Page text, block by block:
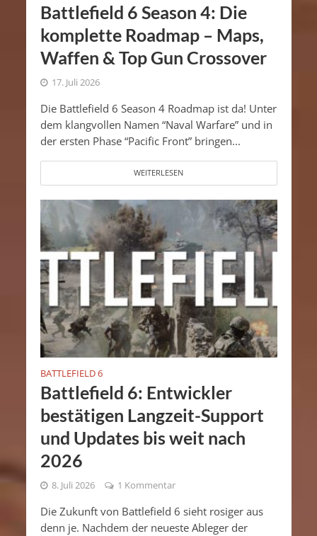
Battlefield 6 Season 4: Die
komplette Roadmap – Maps,
Waffen & Top Gun Crossover
17. Juli 2026
Die Battlefield 6 Season 4 Roadmap ist da! Unter
dem klangvollen Namen “Naval Warfare” und in
der ersten Phase “Pacific Front” bringen...
WEITERLESEN
BATTLEFIELD 6
Battlefield 6: Entwickler
bestätigen Langzeit-Support
und Updates bis weit nach
2026
8. Juli 2026 1 Kommentar
Die Zukunft von Battlefield 6 sieht rosiger aus
denn je. Nachdem der neueste Ableger der